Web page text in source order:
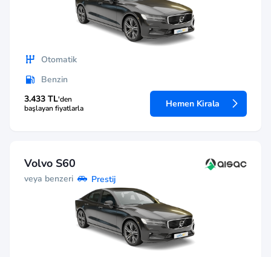
Otomatik
Benzin
3.433 TL'den
başlayan fiyatlarla
Hemen Kirala
Volvo S60
veya benzeri Prestij